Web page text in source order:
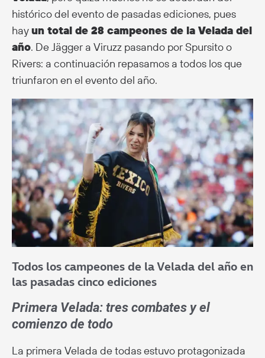
histórico del evento de pasadas ediciones, pues
hayun total de 28 campeones de la Velada del
año. De Jägger a Viruzz pasando por Spursito o
Rivers: a continuación repasamos a todos los que
triunfaron en el evento del año.
Todos los campeones de la Velada del año en
las pasadas cinco ediciones
Primera Velada: tres combates y el
comienzo de todo
La primera Velada de todas estuvo protagonizada